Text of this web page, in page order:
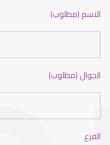
الشبكية في العينالاسم (مطلوب)
الجوال (مطلوب)
الفرع